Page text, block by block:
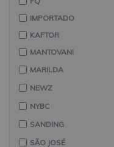
IMPORTADO
KAFTOR
MANTOVANI
MARILDA
NEWZ
NYBC
SANDING
SÃO JOSÉ